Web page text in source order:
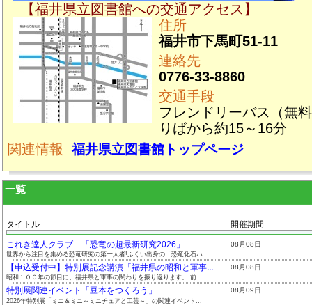
【福井県立図書館への交通アクセス】
住所
福井市下馬町51-11
連絡先
0776-33-8860
交通手段
フレンドリーバス（無
りばから約15～16分
関連情報福井県立図書館トップページ
一覧
タイトル 開催期間
これき達人クラブ 「恐竜の超最新研究2026」 08月08日
世界から注目を集める恐竜研究の第一人者!ふくい出身の「恐竜化石ハ...
【申込受付中】特別展記念講演「福井県の昭和と軍事... 08月08日
昭和１００年の節目に、福井県と軍事の関わりを振り返ります。 前...
特別展関連イベント「豆本をつくろう」 08月09日
2026年特別展「ミニ＆ミニ～ミニチュアと工芸～」の関連イベント...